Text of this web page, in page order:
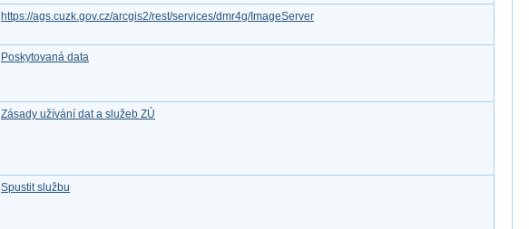
https://ags.cuzk.gov.cz/arcgis2/rest/services/dmr4g/ImageServer
Poskytovaná data
Zásady užívání dat a služeb ZÚ
Spustit službu